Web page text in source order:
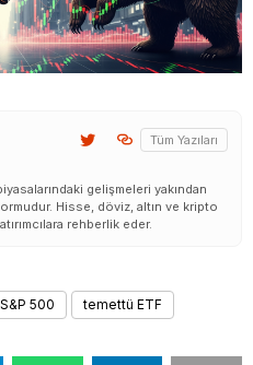
Tüm Yazıları
gelişmeleri yakından
Hisse, döviz, altın ve kripto
rehberlik eder.
S&P 500 temettü ETF